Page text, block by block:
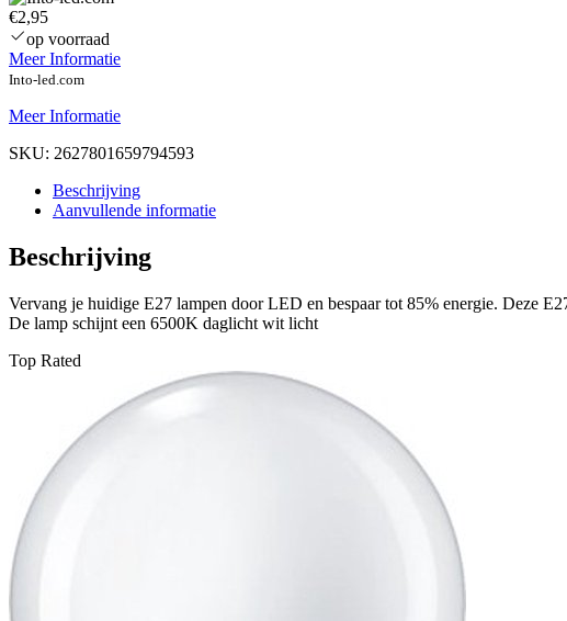
€2,95
op voorraad
Meer Informatie
Into-led.com
Meer Informatie
SKU: 2627801659794593
Beschrijving
Aanvullende informatie
Beschrijving
Vervang je huidige E27 lampen door LED en bespaar tot 85% energie. Deze
De lamp schijnt een 6500K daglicht wit licht
Top Rated